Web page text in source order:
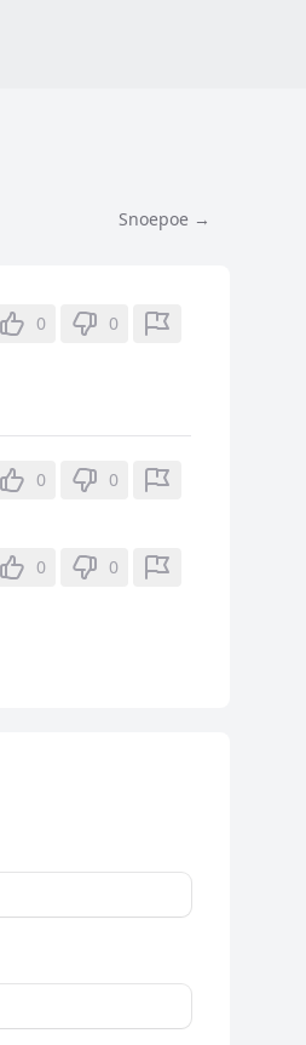
Snoepoe →
0 0
0 0
0 0